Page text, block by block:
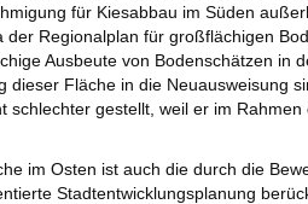
für Kiesabbau im Süden
der Regionalplan für großflächigen
Ausbeute von Bodenschätzen in
dieser Fläche in die Neuausweisung
schlechter gestellt, weil er im
im Osten ist auch die durch die
Stadtentwicklungsplanung